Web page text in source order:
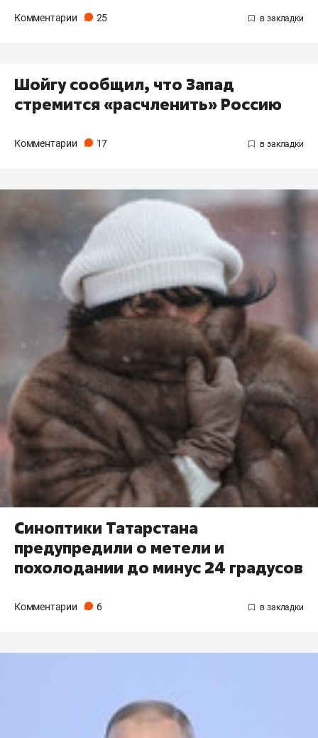
Комментарии 25
Шойгу сообщил, что Запад
стремится «расчленить» Россию
Комментарии 17
Синоптики Татарстана
предупредили о метели и
похолодании до минус 24 градусов
Комментарии 6